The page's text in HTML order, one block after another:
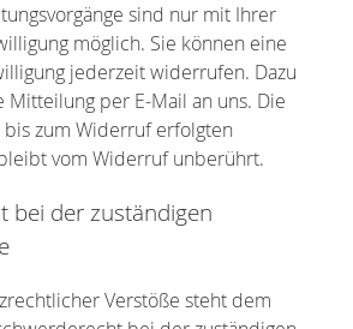
sind nur mit Ihrer
möglich. Sie können eine
jederzeit widerrufen. Dazu
per E-Mail an uns. Die
zum Widerruf erfolgten
vom Widerruf unberührt.
bei der zuständigen
Verstöße steht dem